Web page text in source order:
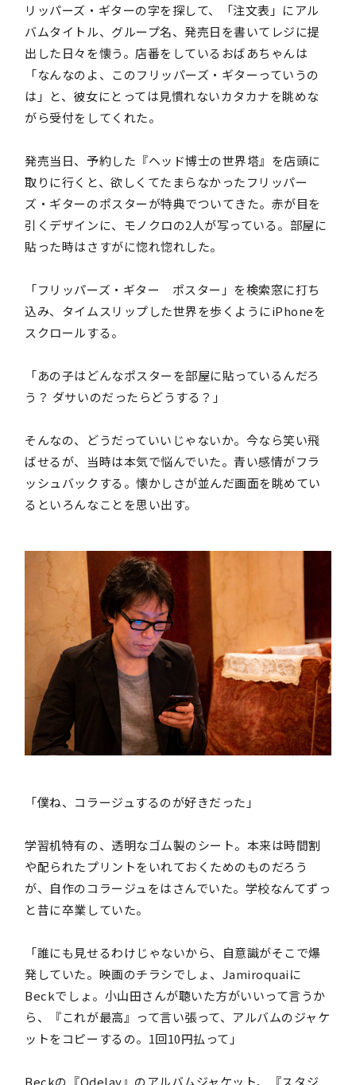
リッパーズ・ギターの字を探して、「注文表」にアル
バムタイトル、グループ名、発売日を書いてレジに提
出した日々を懐う。店番をしているおばあちゃんは
「なんなのよ、このフリッパーズ・ギターっていうの
は」と、彼女にとっては見慣れないカタカナを眺めな
がら受付をしてくれた。
発売当日、予約した『ヘッド博士の世界塔』を店頭に
取りに行くと、欲しくてたまらなかったフリッパー
ズ・ギターのポスターが特典でついてきた。赤が目を
引くデザインに、モノクロの2人が写っている。部屋に
貼った時はさすがに惚れ惚れした。
「フリッパーズ・ギター ポスター」を検索窓に打ち
込み、タイムスリップした世界を歩くようにiPhoneを
スクロールする。
「あの子はどんなポスターを部屋に貼っているんだろ
う？ ダサいのだったらどうする？」
そんなの、どうだっていいじゃないか。今なら笑い飛
ばせるが、当時は本気で悩んでいた。青い感情がフラ
ッシュバックする。懐かしさが並んだ画面を眺めてい
るといろんなことを思い出す。
「僕ね、コラージュするのが好きだった」
学習机特有の、透明なゴム製のシート。本来は時間割
や配られたプリントをいれておくためのものだろう
が、自作のコラージュをはさんでいた。学校なんてずっ
と昔に卒業していた。
「誰にも見せるわけじゃないから、自意識がそこで爆
発していた。映画のチラシでしょ、Jamiroquaiに
Beckでしょ。小山田さんが聴いた方がいいって言うか
ら、『これが最高』って言い張って、アルバムのジャケ
ットをコピーするの。1回10円払って」